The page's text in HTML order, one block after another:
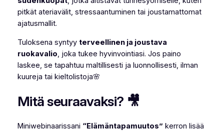
pitkät ateriavälit, stressaantuminen tai joustamattomat
ajatusmallit.
Tuloksena syntyy terveellinen ja joustava
ruokavalio, joka tukee hyvinvointiasi. Jos paino
laskee, se tapahtuu maltillisesti ja luonnollisesti, ilman
kuureja tai kieltolistoja🌸
Mitä seuraavaksi? 🎥
Miniwebinaarissani “Elämäntapamuutos” kerron lisää